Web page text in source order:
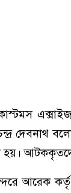
দেবনাথ
হয়।
আরেক